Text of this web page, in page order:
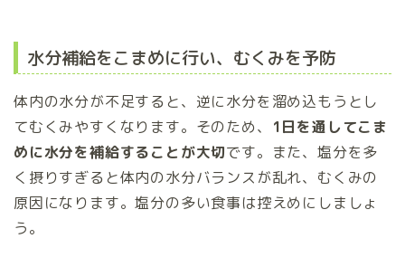
水分補給をこまめに行い、むくみを予防
体内の水分が不足すると、逆に水分を溜め込もうとし
てむくみやすくなります。そのため、
1日を通してこま
めに水分を補給することが大切です。また、塩分を多
く摂りすぎると体内の水分バランスが乱れ、むくみの
原因になります。塩分の多い食事は控えめにしましょ
う。